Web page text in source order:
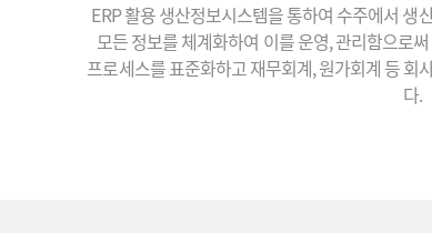
ERP 활용 생산정보시스템을 통하여 수주에서 생
모든 정보를 체계화하여 이를 운영, 관리함으로
프로세스를 표준화하고 재무회계, 원가회계 등 회
다.